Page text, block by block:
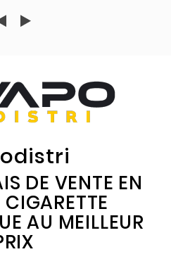
DE VENTE EN
CIGARETTE
AU MEILLEUR